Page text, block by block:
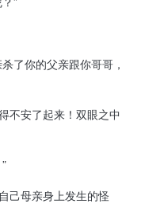
了你的父亲跟你哥哥，
不安了起来！双眼之中
己母亲身上发生的怪